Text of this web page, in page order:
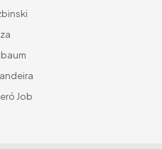
Job